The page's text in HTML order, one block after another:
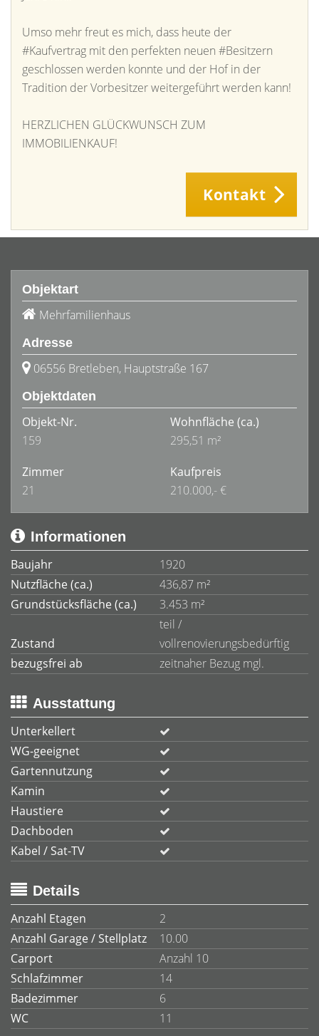
Umso mehr freut es mich, dass heute der
#Kaufvertrag mit den perfekten neuen #Besitzern
geschlossen werden konnte und der Hof in der
Tradition der Vorbesitzer weitergeführt werden kann!
HERZLICHEN GLÜCKWUNSCH ZUM
IMMOBILIENKAUF!
Kontakt
Objektart
Mehrfamilienhaus
Adresse
06556 Bretleben, Hauptstraße 167
Objektdaten
Objekt-Nr.
159
Wohnfläche (ca.)
295,51 m²
Zimmer
21
Kaufpreis
210.000,- €
Informationen
Baujahr
1920
Nutzfläche (ca.)
436,87 m²
Grundstücksfläche (ca.)
3.453 m²
Zustand
teil /
vollrenovierungsbedürftig
bezugsfrei ab
zeitnaher Bezug mgl.
Ausstattung
Unterkellert
WG-geeignet
Gartennutzung
Kamin
Haustiere
Dachboden
Kabel / Sat-TV
Details
Anzahl Etagen
2
Anzahl Garage / Stellplatz
10.00
Carport
Anzahl 10
Schlafzimmer
14
Badezimmer
6
WC
11